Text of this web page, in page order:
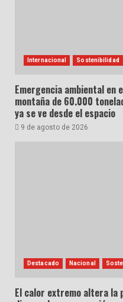
Internacional Sostenibilidad
Emergencia ambiental en
montaña de 60.000
ya se ve desde el espacio
9 de agosto de 2026
Destacado Nacional
El calor extremo altera la